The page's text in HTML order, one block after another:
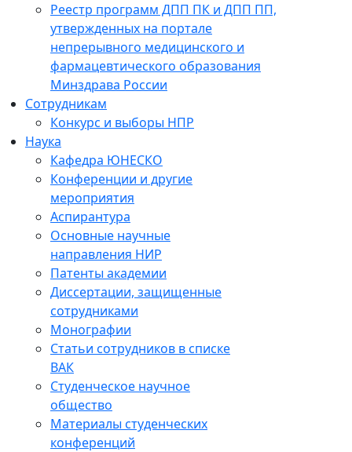
Реестр программ ДПП ПК и ДПП ПП,
утвержденных на портале
непрерывного медицинского и
фармацевтического образования
Минздрава России
Сотрудникам
Конкурс и выборы НПР
Наука
Кафедра ЮНЕСКО
Конференции и другие
мероприятия
Аспирантура
Основные научные
направления НИР
Патенты академии
Диссертации, защищенные
сотрудниками
Монографии
Статьи сотрудников в списке
ВАК
Студенческое научное
общество
Материалы студенческих
конференций